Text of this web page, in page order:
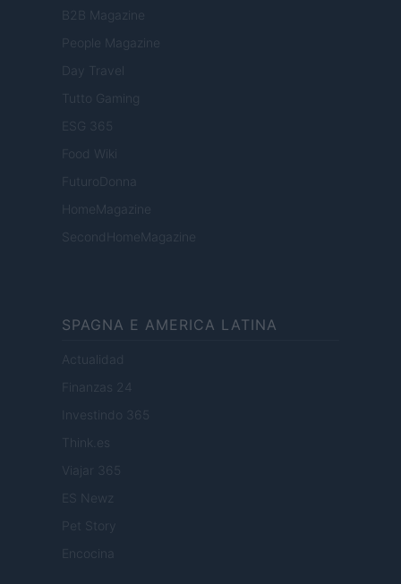
B2B Magazine
People Magazine
Day Travel
Tutto Gaming
ESG 365
Food Wiki
FuturoDonna
HomeMagazine
SecondHomeMagazine
SPAGNA E AMERICA LATINA
Actualidad
Finanzas 24
Investindo 365
Think.es
Viajar 365
ES Newz
Pet Story
Encocina